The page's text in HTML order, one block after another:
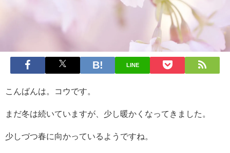
LINE
こんばんは。コウです。
まだ冬は続いていますが、少し暖かくなってきました。
少しづつ春に向かっているようですね。